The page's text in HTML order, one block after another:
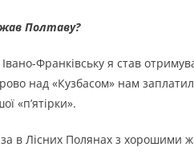
Полтаву?
Франківську я став
над «Кузбасом» нам
«п’ятірки».
в Лісних Полянах з хорошими